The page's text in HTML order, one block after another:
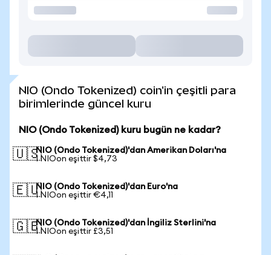
NIO (Ondo Tokenized) coin'in çeşitli para
birimlerinde güncel kuru
NIO (Ondo Tokenized) kuru bugün ne kadar?
🇺🇸NIO (Ondo Tokenized)'dan Amerikan Doları'na
1 NIOon eşittir $4,73
🇪🇺NIO (Ondo Tokenized)'dan Euro'na
1 NIOon eşittir €4,11
🇬🇧NIO (Ondo Tokenized)'dan İngiliz Sterlini'na
1 NIOon eşittir £3,51